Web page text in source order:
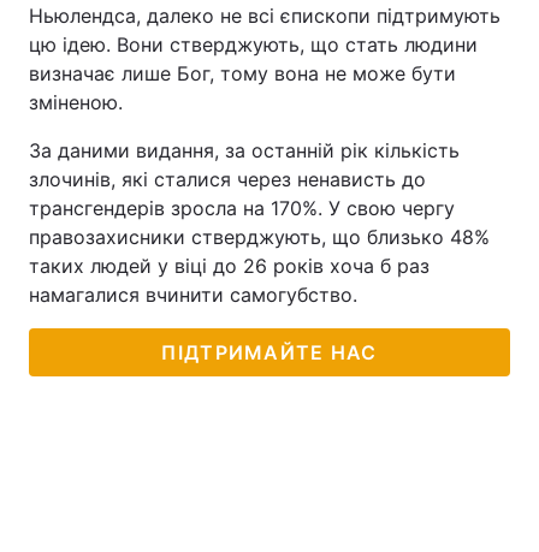
Ньюлендса, далеко не всі єпископи підтримують
цю ідею. Вони стверджують, що стать людини
визначає лише Бог, тому вона не може бути
зміненою.
За даними видання, за останній рік кількість
злочинів, які сталися через ненависть до
трансгендерів зросла на 170%. У свою чергу
правозахисники стверджують, що близько 48%
таких людей у віці до 26 років хоча б раз
намагалися вчинити самогубство.
ПІДТРИМАЙТЕ НАС